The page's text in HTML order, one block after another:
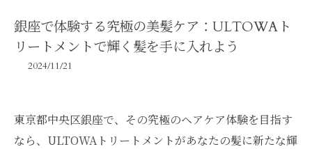
銀座で体験する究極の美髪ケア：ULTOWAト
リートメントで輝く髪を手に入れよう
2024/11/21
東京都中央区銀座で、その究極のヘアケア体験を目指す
なら、ULTOWAトリートメントがあなたの髪に新たな輝